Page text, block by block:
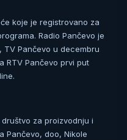
koje je registrovano za
Radio Pančevo je
TV Pančevo u decembru
RTV Pančevo prvi put
društvo za proizvodnju i
Pančevo, doo, Nikole